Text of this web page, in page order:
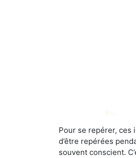
Pour se repérer, ces
d’être repérées
souvent conscient.